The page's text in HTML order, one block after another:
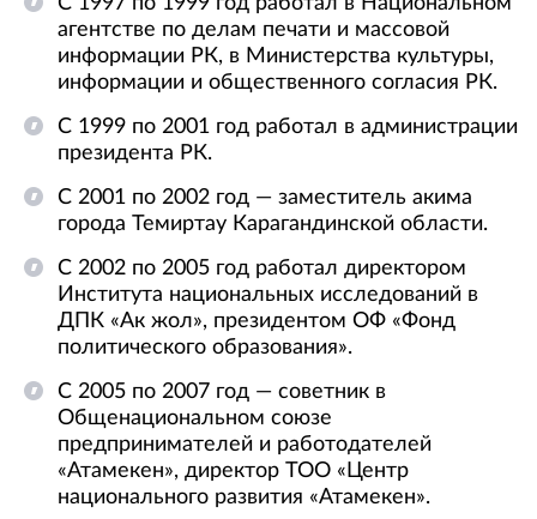
агентстве по делам печати и массовой
информации РК, в Министерства культуры,
информации и общественного согласия РК.
С 1999 по 2001 год работал в администрации
президента РК.
С 2001 по 2002 год — заместитель акима
города Темиртау Карагандинской области.
С 2002 по 2005 год работал директором
Института национальных исследований в
ДПК «Ак жол», президентом ОФ «Фонд
политического образования».
С 2005 по 2007 год — советник в
Общенациональном союзе
предпринимателей и работодателей
«Атамекен», директор ТОО «Центр
национального развития «Атамекен».